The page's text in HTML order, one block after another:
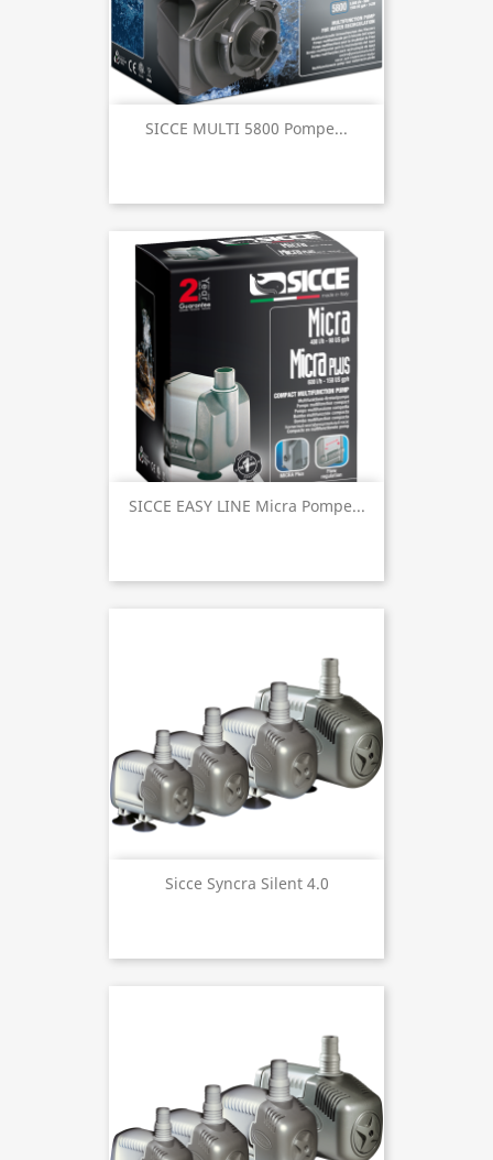
SICCE MULTI 5800 Pompe...
SICCE EASY LINE Micra Pompe...
Sicce Syncra Silent 4.0